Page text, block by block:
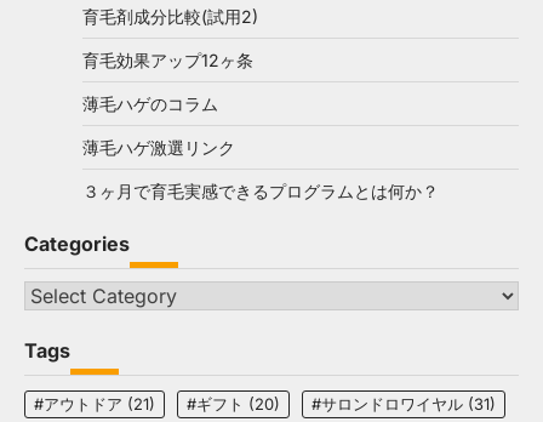
育毛剤成分比較(試用2)
育毛効果アップ12ヶ条
薄毛ハゲのコラム
薄毛ハゲ激選リンク
３ヶ月で育毛実感できるプログラムとは何か？
Categories
Categories
Tags
#アウトドア (21) #ギフト (20) #サロンドロワイヤル (31)